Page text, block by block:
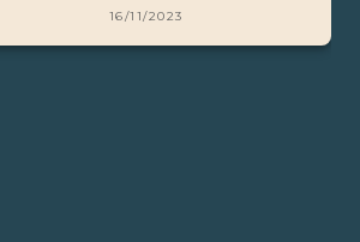
16/11/2023